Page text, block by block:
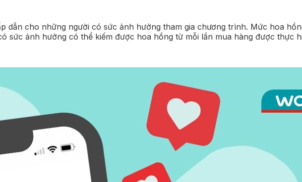
dẫn cho những người có sức ảnh hưởng tham gia chương trình. Mức hoa
sức ảnh hưởng có thể kiếm được hoa hồng từ mỗi lần mua hàng được thực